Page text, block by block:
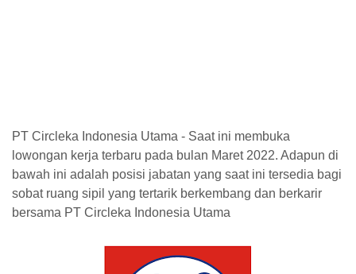
PT Circleka Indonesia Utama - Saat ini membuka
lowongan kerja terbaru pada bulan Maret 2022. Adapun di
bawah ini adalah posisi jabatan yang saat ini tersedia bagi
sobat ruang sipil yang tertarik berkembang dan berkarir
bersama PT Circleka Indonesia Utama